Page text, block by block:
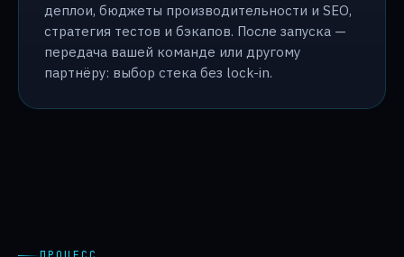
деплои, бюджеты производительности и SEO,
стратегия тестов и бэкапов. После запуска —
передача вашей команде или другому
партнёру: выбор стека без lock-in.